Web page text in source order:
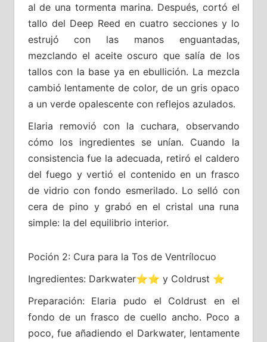
al de una tormenta marina. Después, cortó el
tallo del Deep Reed en cuatro secciones y lo
estrujó con las manos enguantadas,
mezclando el aceite oscuro que salía de los
tallos con la base ya en ebullición. La mezcla
cambió lentamente de color, de un gris opaco
a un verde opalescente con reflejos azulados.
Elaria removió con la cuchara, observando
cómo los ingredientes se unían. Cuando la
consistencia fue la adecuada, retiró el caldero
del fuego y vertió el contenido en un frasco
de vidrio con fondo esmerilado. Lo selló con
cera de pino y grabó en el cristal una runa
simple: la del equilibrio interior.
Poción 2: Cura para la Tos de Ventrílocuo
Ingredientes: Darkwater⭐⭐ y Coldrust ⭐
Preparación: Elaria pudo el Coldrust en el
fondo de un frasco de cuello ancho. Poco a
poco, fue añadiendo el Darkwater, lentamente